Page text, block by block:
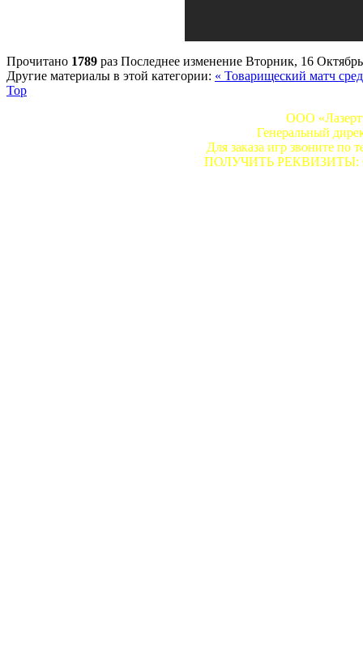
Прочитано 1789 раз Последнее изменение Вторник, 16
Другие материалы в этой категории: « Товарищеский матч
Top
ООО
Генеральный
Для заказа игр звоните по
ПОЛУЧИТЬ РЕКВИЗИТЫ: